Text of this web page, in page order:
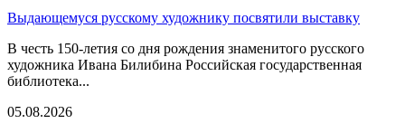
Выдающемуся русскому художнику посвятили выставку
В честь 150-летия со дня рождения знаменитого русского
художника Ивана Билибина Российская государственная
библиотека...
05.08.2026